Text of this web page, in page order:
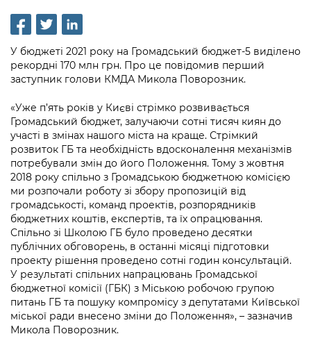
Проєкти розпоряджень, що
перебувають на погодженні КМВА
Рішення Київради
Контактна інформація
Графік роботи та прийому громадян
Вакансії
Статистика
Звернення громадян
Регуляторна діяльність
Промисловість і наука Києва
Підприємства, установи, організації
Освіта та навчальні заклади
Навколишнє середовище міста
Культура, спорт, дозвілля
Бізнес та ліцензування
Фінанси та бюджет
Безпека та правопорядок
Ритуальні послуги
Іноземцям / For foreigners
Пам'ятки культурної спадщини
Портал Захисників та Захисниць
Громадська експертиза
Консультації з громадськістю
Громадська рада
Петиції
Відкритий бюджет
Контактний центр
Допомога учасникам АТО
Рада з питань внутрішньо переміщених
осіб при Київській міській військовій
адміністрації
«Ініціатива «Партнерство «Відкритий
Уряд» – місцевий рівень»
Інформація з обмеженим доступом
Подати запит онлайн
Проекти нормативно-правових та
інших актів
Нормативна база
Питання і відповіді про публічну
інформацію
Порядок оскарження рішень, дій чи
бездіяльності розпорядників інформації
Звіти про опрацювання запитів на
публічну інформацію
Інформація для споживачів
Про відкриті дані
Медіагалерея
Підписатися на новини та анонси від
КМДА / Subscribe to announcements
from the KCSA
Порядок акредитації медіа /
Accreditation process
Подати журналістський запит /
Submitting a media request
Зйомки в лікарнях в умовах воєнного
стану / Rules for media coverage of
hospitals at work under martial law
Контакти для медіа / Contacts for mass
media
Портал Послуг
У бюджеті 2021 року на Громадський бюджет-5 виділено
рекордні 170 млн грн. Про це повідомив перший
заступник голови КМДА Микола Поворозник.
«Уже п’ять років у Києві стрімко розвивається
Громадський бюджет, залучаючи сотні тисяч киян до
участі в змінах нашого міста на краще. Стрімкий
розвиток ГБ та необхідність вдосконалення механізмів
потребували змін до його Положення. Тому з жовтня
2018 року спільно з Громадською бюджетною комісією
ми розпочали роботу зі збору пропозицій від
громадськості, команд проектів, розпорядників
бюджетних коштів, експертів, та їх опрацювання.
Спільно зі Школою ГБ було проведено десятки
публічних обговорень, в останні місяці підготовки
проекту рішення проведено сотні годин консультацій.
У результаті спільних напрацювань Громадської
бюджетної комісії (ГБК) з Міською робочою групою
питань ГБ та пошуку компромісу з депутатами Київської
міської ради внесено зміни до Положення», – зазначив
Микола Поворозник.